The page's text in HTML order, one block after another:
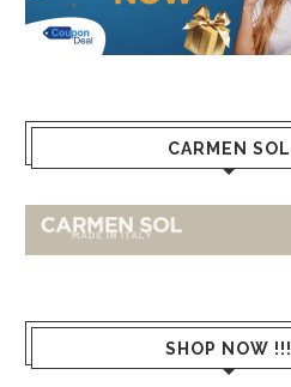
CARMEN SOL
SHOP NOW !!!